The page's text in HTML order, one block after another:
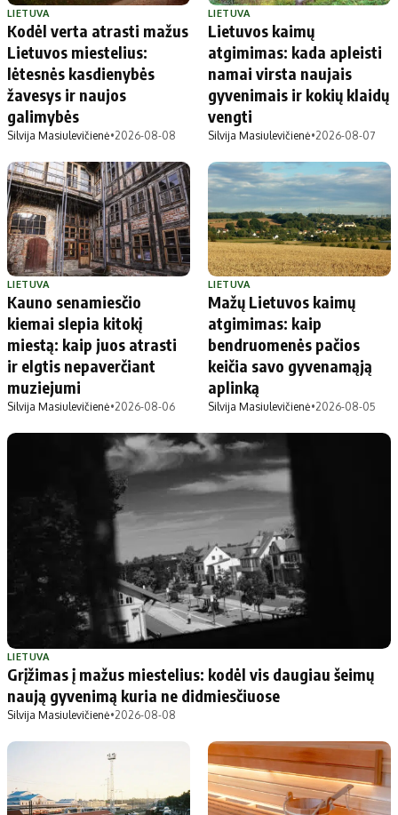
Marijampolės
Prienų rajono
Redakcija
Apie mus
Autoriai
Privatumo politika
Redakcijos politika
Receptai
LIETUVA
Kodėl verta atrasti mažus
Lietuvos miestelius:
lėtesnės kasdienybės
žavesys ir naujos
galimybės
Silvija Masiulevičienė•2026-08-08
LIETUVA
Lietuvos kaimų
atgimimas: kada apleisti
namai virsta naujais
gyvenimais ir kokių klaidų
vengti
Silvija Masiulevičienė•2026-08-07
LIETUVA
Kauno senamiesčio
kiemai slepia kitokį
miestą: kaip juos atrasti
ir elgtis nepaverčiant
muziejumi
Silvija Masiulevičienė•2026-08-06
LIETUVA
Mažų Lietuvos kaimų
atgimimas: kaip
bendruomenės pačios
keičia savo gyvenamąją
aplinką
Silvija Masiulevičienė•2026-08-05
LIETUVA
Grįžimas į mažus miestelius: kodėl vis daugiau šeimų
naują gyvenimą kuria ne didmiesčiuose
Silvija Masiulevičienė•2026-08-08